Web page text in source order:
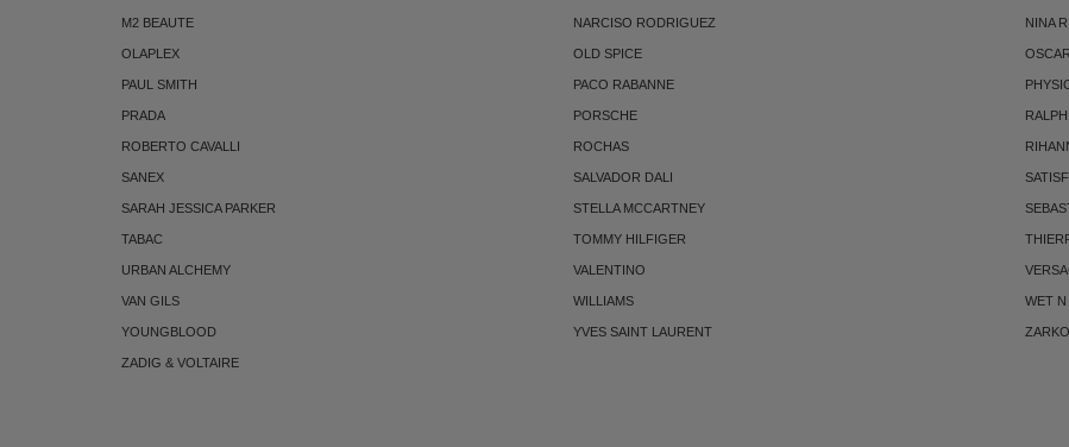
M2 BEAUTE NARCISO RODRIGUEZ NINA
OLAPLEX OLD SPICE
PAUL SMITH PACO RABANNE
PRADA PORSCHE
ROBERTO CAVALLI ROCHAS
SANEX SALVADOR DALI
SARAH JESSICA PARKER STELLA MCCARTNEY
TABAC TOMMY HILFIGER
URBAN ALCHEMY VALENTINO
VAN GILS WILLIAMS WET
YOUNGBLOOD YVES SAINT LAURENT
ZADIG & VOLTAIRE